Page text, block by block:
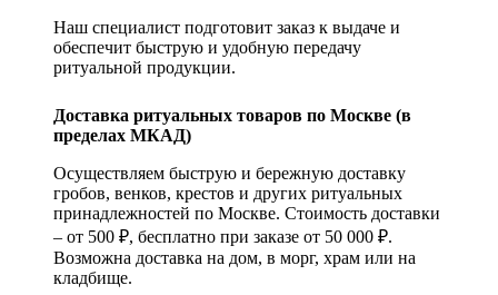
Наш специалист подготовит заказ к выдаче и
обеспечит быструю и удобную передачу
ритуальной продукции.
Доставка ритуальных товаров по Москве (в
пределах МКАД)
Осуществляем быструю и бережную доставку
гробов, венков, крестов и других ритуальных
принадлежностей по Москве. Стоимость доставки
– от 500 ₽, бесплатно при заказе от 50 000 ₽.
Возможна доставка на дом, в морг, храм или на
кладбище.